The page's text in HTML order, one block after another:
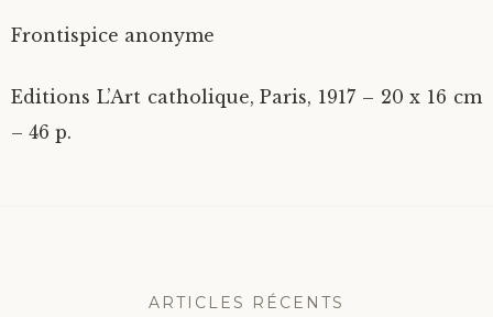
Frontispice anonyme
Editions L’Art catholique, Paris, 1917 – 20 x 16 cm
– 46 p.
ARTICLES RÉCENTS